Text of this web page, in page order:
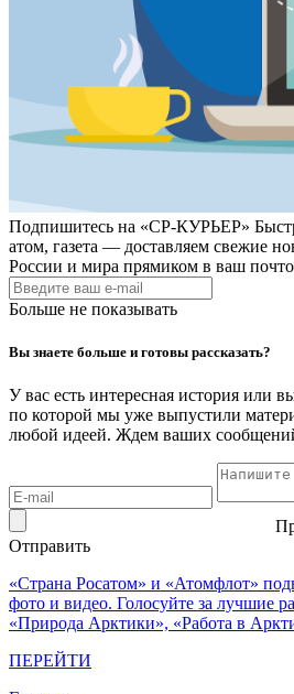
Подпишитесь на «СР-КУРЬЕР»
атом, газета — доставляем свежие
России и мира прямиком в ваш
Больше не показывать
Вы знаете больше и готовы рассказать?
У вас есть интересная история или
по которой мы уже выпустили
любой идеей. Ждем ваших
Отправить
«Страна Росатом» и «Атомфлот»
фото и видео. Голосуйте за лучшие
«Природа Арктики», «Работа в
ПЕРЕЙТИ